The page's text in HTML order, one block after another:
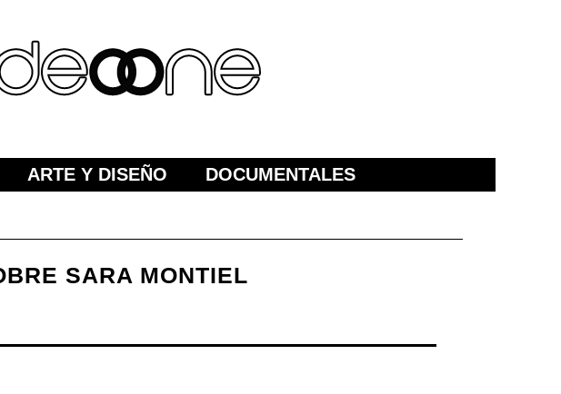
ARTE Y DISEÑO DOCUMENTALES
SARA MONTIEL